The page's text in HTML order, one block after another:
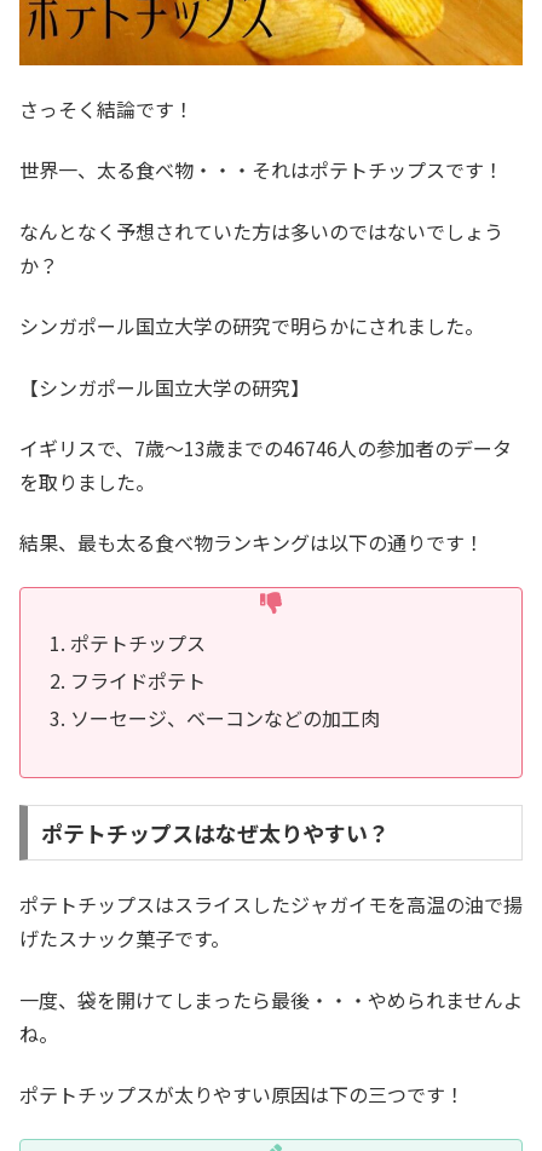
さっそく結論です！
世界一、太る食べ物・・・それはポテトチップスです！
なんとなく予想されていた方は多いのではないでしょう
か？
シンガポール国立大学の研究で明らかにされました。
【シンガポール国立大学の研究】
イギリスで、7歳〜13歳までの46746人の参加者のデータ
を取りました。
結果、最も太る食べ物ランキングは以下の通りです！
ポテトチップス
フライドポテト
ソーセージ、ベーコンなどの加工肉
ポテトチップスはなぜ太りやすい？
ポテトチップスはスライスしたジャガイモを高温の油で揚
げたスナック菓子です。
一度、袋を開けてしまったら最後・・・やめられませんよ
ね。
ポテトチップスが太りやすい原因は下の三つです！